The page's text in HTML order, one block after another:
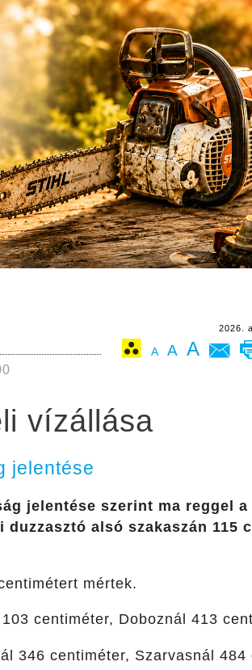
2026.
A A A
vízállása
jelentése
jelentése szerint ma reggel
alsó szakaszán 115
mértek.
centiméter, Doboznál 413
346 centiméter, Szarvasnál 484